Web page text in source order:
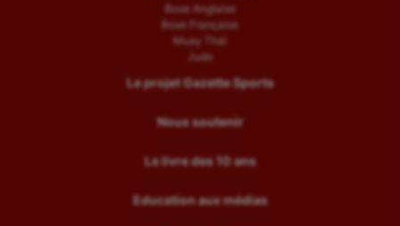
Boxe Anglaise
Boxe Française
Muay Thaï
Judo
Le projet Gazette Sports
Nous soutenir
Le livre des 10 ans
Education aux médias